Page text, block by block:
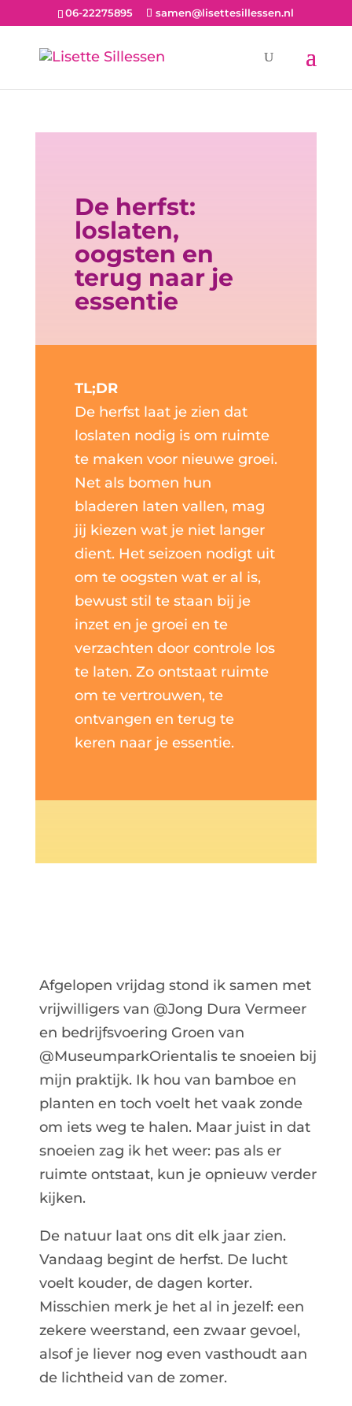
06-22275895 samen@lisettesillessen.nl
De herfst:
loslaten,
oogsten en
terug naar je
essentie
TL;DR
De herfst laat je zien dat
loslaten nodig is om ruimte
te maken voor nieuwe groei.
Net als bomen hun
bladeren laten vallen, mag
jij kiezen wat je niet langer
dient. Het seizoen nodigt uit
om te oogsten wat er al is,
bewust stil te staan bij je
inzet en je groei en te
verzachten door controle los
te laten. Zo ontstaat ruimte
om te vertrouwen, te
ontvangen en terug te
keren naar je essentie.
Afgelopen vrijdag stond ik samen met
vrijwilligers van @Jong Dura Vermeer
en bedrijfsvoering Groen van
@MuseumparkOrientalis te snoeien bij
mijn praktijk. Ik hou van bamboe en
planten en toch voelt het vaak zonde
om iets weg te halen. Maar juist in dat
snoeien zag ik het weer: pas als er
ruimte ontstaat, kun je opnieuw verder
kijken.
De natuur laat ons dit elk jaar zien.
Vandaag begint de herfst. De lucht
voelt kouder, de dagen korter.
Misschien merk je het al in jezelf: een
zekere weerstand, een zwaar gevoel,
alsof je liever nog even vasthoudt aan
de lichtheid van de zomer.